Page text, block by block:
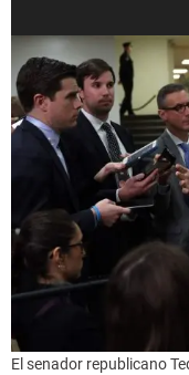
El senador republicano